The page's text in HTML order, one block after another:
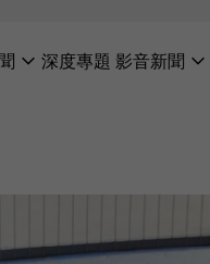
深度專題 影音新聞